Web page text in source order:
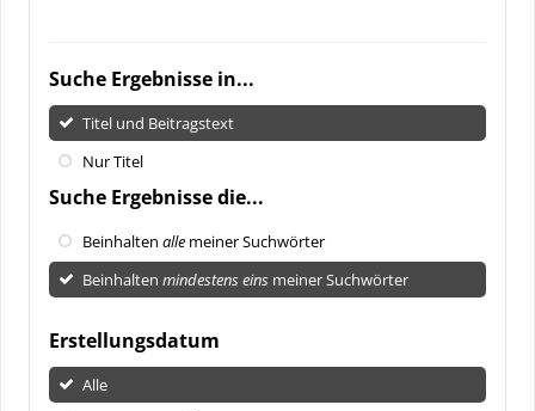
Suche Ergebnisse in...
Titel und Beitragstext
Nur Titel
Suche Ergebnisse die...
Beinhalten alle meiner Suchwörter
Beinhalten mindestens eins meiner Suchwörter
Erstellungsdatum
Alle